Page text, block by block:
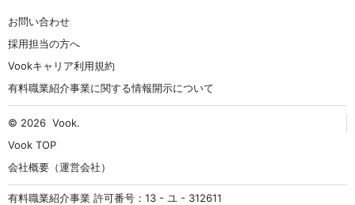
お問い合わせ
採用担当の方へ
Vookキャリア利用規約
有料職業紹介事業に関する情報開示について
© 2026 Vook.
Vook TOP
会社概要（運営会社）
有料職業紹介事業 許可番号：13 - ユ - 312611